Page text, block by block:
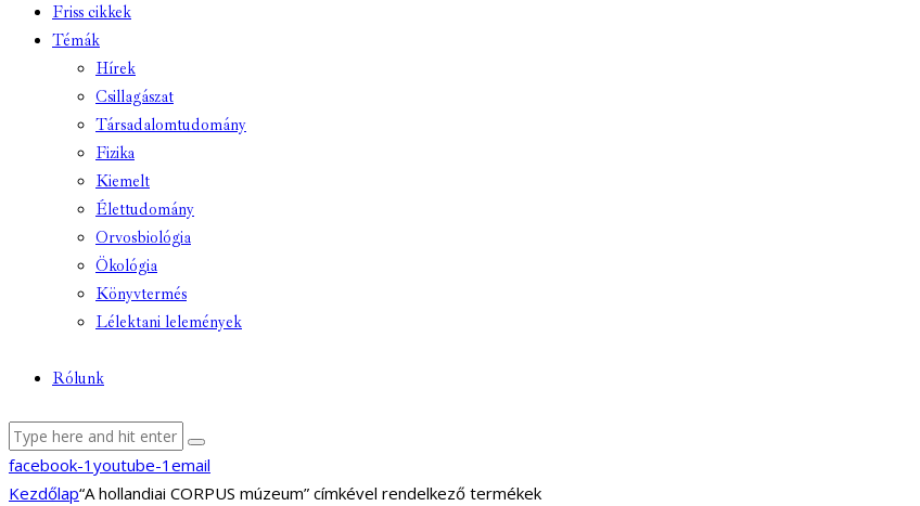
Friss cikkek
Témák
Hírek
Csillagászat
Társadalomtudomány
Fizika
Kiemelt
Élettudomány
Orvosbiológia
Ökológia
Könyvtermés
Lélektani lelemények
Rólunk
facebook-1 youtube-1 email
Kezdőlap“A hollandiai CORPUS múzeum” címkével rendelkező termékek